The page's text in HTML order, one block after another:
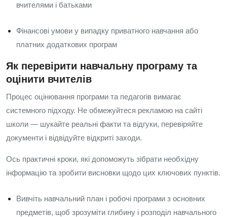
вчителями і батьками
Фінансові умови у випадку приватного навчання або
платних додаткових програм
Як перевірити навчальну програму та
оцінити вчителів
Процес оцінювання програми та педагогів вимагає
системного підходу. Не обмежуйтеся рекламою на сайті
школи — шукайте реальні факти та відгуки, перевіряйте
документи і відвідуйте відкриті заходи.
Ось практичні кроки, які допоможуть зібрати необхідну
інформацію та зробити висновки щодо цих ключових пунктів.
Вивчіть навчальний план і робочі програми з основних
предметів, щоб зрозуміти глибину і розподіл навчального